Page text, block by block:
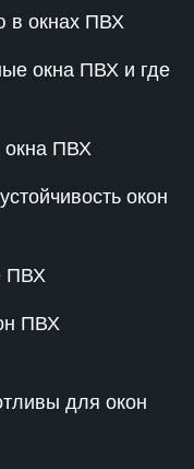
в окнах ПВХ
окна ПВХ и где
окна ПВХ
окон
ПВХ
ПВХ
для окон